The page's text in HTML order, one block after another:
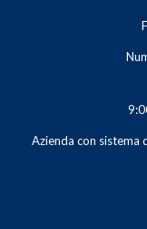
Azienda con sistema